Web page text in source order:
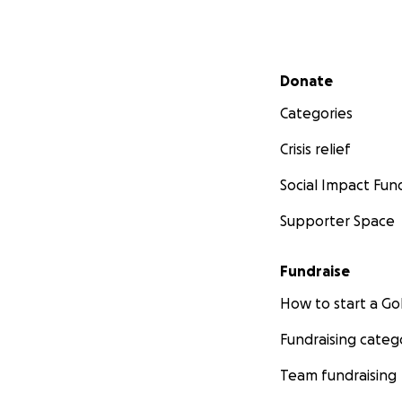
Secondary menu
Donate
Categories
Crisis relief
Social Impact
Supporter Space
Fundraise
How to start a
Fundraising
Team fundraising